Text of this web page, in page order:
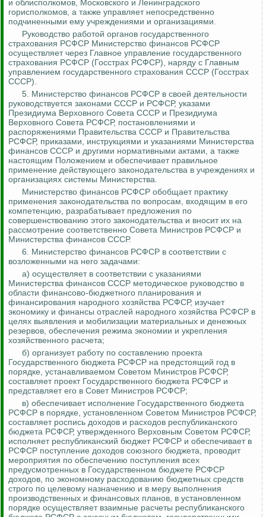
и облисполкомов, Московского и Ленинградского
горисполкомов, а также управляет непосредственно
подчиненными ему учреждениями и организациями.
Руководство работой органов государственного
страхования РСФСР Министерство финансов РСФСР
осуществляет через Главное управление государственного
страхования РСФСР (Госстрах РСФСР), наряду с Главным
управлением государственного страхования СССР (Госстрах
СССР).
5. Министерство финансов РСФСР в своей деятельности
руководствуется законами СССР и РСФСР, указами
Президиума Верховного Совета СССР и Президиума
Верховного Совета РСФСР, постановлениями и
распоряжениями Правительства СССР и Правительства
РСФСР, приказами, инструкциями и указаниями Министерства
финансов СССР и другими нормативными актами, а также
настоящим Положением и обеспечивает правильное
применение действующего законодательства в учреждениях и
организациях системы Министерства.
Министерство финансов РСФСР обобщает практику
применения законодательства по вопросам, входящим в его
компетенцию, разрабатывает предложения по
совершенствованию этого законодательства и вносит их на
рассмотрение соответственно Совета Министров РСФСР и
Министерства финансов СССР.
6. Министерство финансов РСФСР в соответствии с
возложенными на него задачами:
а) осуществляет в соответствии с указаниями
Министерства финансов СССР методическое руководство в
области финансово-бюджетного планирования и
финансирования народного хозяйства РСФСР, изучает
экономику и финансы отраслей народного хозяйства РСФСР в
целях выявления и мобилизации материальных и денежных
резервов, обеспечения режима экономии и укрепления
хозяйственного расчета;
б) организует работу по составлению проекта
Государственного бюджета РСФСР на предстоящий год в
порядке, устанавливаемом Советом Министров РСФСР,
составляет проект Государственного бюджета РСФСР и
представляет его в Совет Министров РСФСР;
в) обеспечивает исполнение Государственного бюджета
РСФСР в порядке, установленном Советом Министров РСФСР,
составляет роспись доходов и расходов республиканского
бюджета РСФСР, утвержденного Верховным Советом РСФСР,
исполняет республиканский бюджет РСФСР и обеспечивает в
РСФСР поступление доходов союзного бюджета, проводит
мероприятия по обеспечению поступления всех
предусмотренных в Государственном бюджете РСФСР
доходов, по экономному расходованию бюджетных средств
строго по целевому назначению и в меру выполнения
производственных и финансовых планов, в установленном
порядке осуществляет взаимные расчеты республиканского